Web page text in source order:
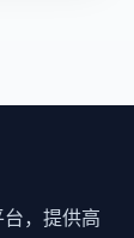
，提供高